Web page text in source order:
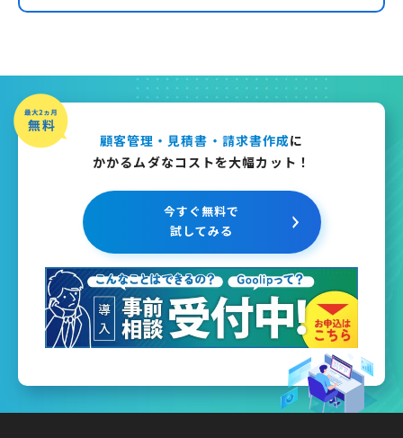
顧客管理・見積書・請求書作成に
かかるムダなコストを大幅カット！
今すぐ無料で
試してみる